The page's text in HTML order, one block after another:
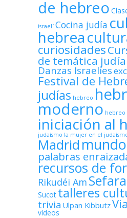
de hebreo
israelí Cocina judía
hebrea
curiosidades
de temática
Danzas Israelíes
Festival de
judías hebreo
moderno hebreo
iniciación al
judaísmo la mujer en el
Madrid
palabras
recursos de
Rikudéi Am
Sucot talleres
trivia Ulpan Kibbutz
vídeos